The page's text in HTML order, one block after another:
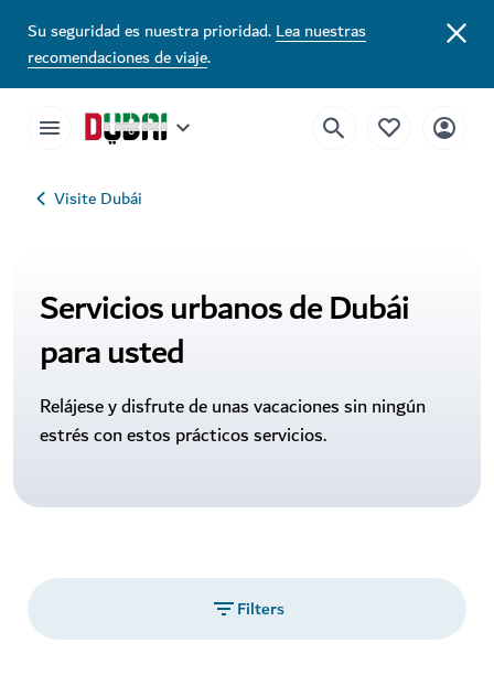
Su seguridad es nuestra prioridad.Lea nuestras
recomendaciones de viaje.
Visite Dubái
Servicios urbanos de Dubái
para usted
Relájese y disfrute de unas vacaciones sin ningún
estrés con estos prácticos servicios.
Filters